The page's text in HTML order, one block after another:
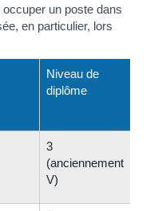
un poste dans
en particulier, lors
Niveau de
diplôme
3
(anciennement
V)